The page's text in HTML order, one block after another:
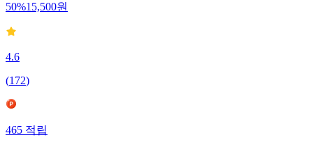
50%15,500원
4.6
(172)
465 적립